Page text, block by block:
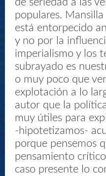
populares.
está entorpecido
y no por la
imperialismo y los
subrayado es
o muy poco que
explotación a lo
autor que la
muy útiles para
-hipotetizamos-
porque pensemos
pensamiento
caso presente lo